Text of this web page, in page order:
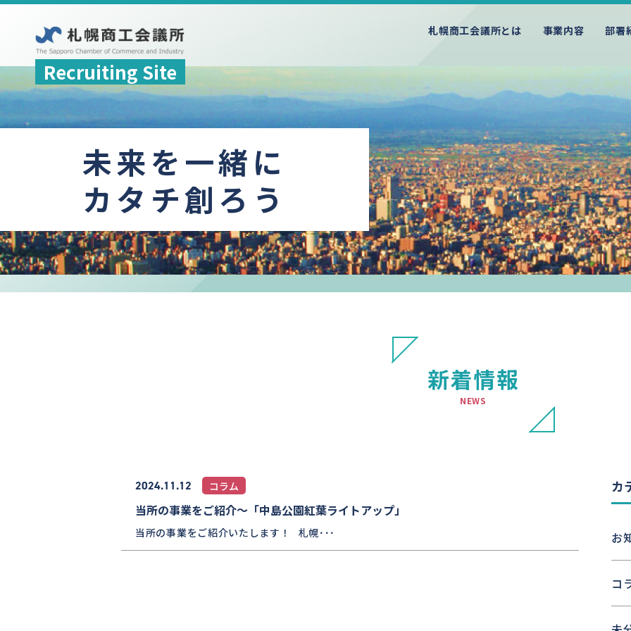
札幌商工会議所とは 事業内容 部署
Recruiting Site
未来を一緒に
カタチ創ろう
新着情報
NEWS
2024.11.12 コラム
当所の事業をご紹介～「中島公園紅葉ライトアップ」
当所の事業をご紹介いたします！ 札幌･･･
カ
お
コ